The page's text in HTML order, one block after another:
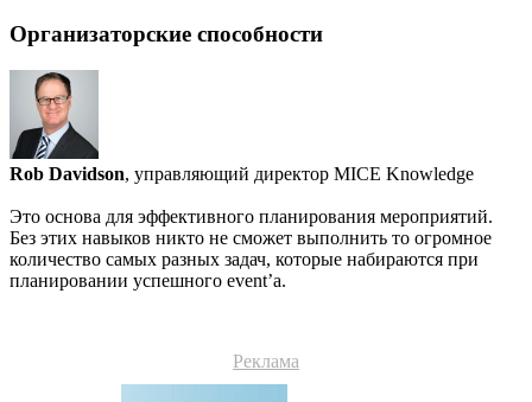
Организаторские способности
Rob Davidson, управляющий директор MICE Knowledge
Это основа для эффективного планирования мероприятий.
Без этих навыков никто не сможет выполнить то огромное
количество самых разных задач, которые набираются при
планировании успешного event’а.
Реклама